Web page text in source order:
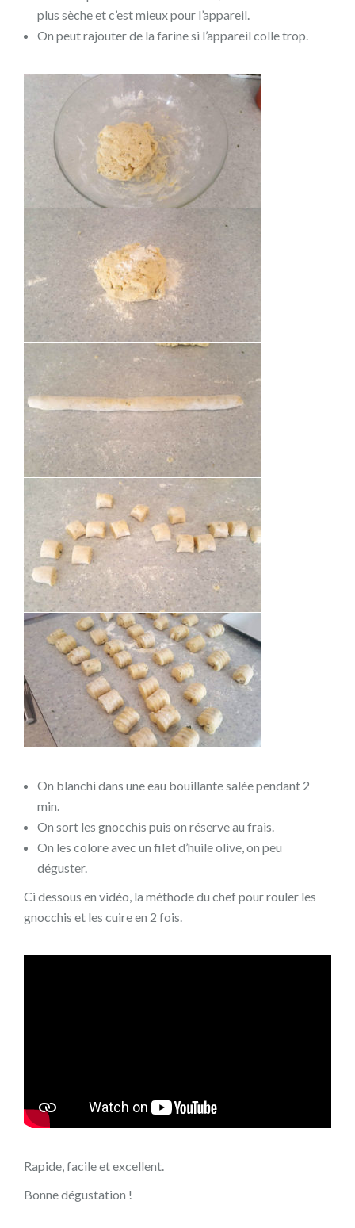
plus sèche et c’est mieux pour l’appareil.
On peut rajouter de la farine si l’appareil colle trop.
On blanchi dans une eau bouillante salée pendant 2
min.
On sort les gnocchis puis on réserve au frais.
On les colore avec un filet d’huile olive, on peu
déguster.
Ci dessous en vidéo, la méthode du chef pour rouler les
gnocchis et les cuire en 2 fois.
Rapide, facile et excellent.
Bonne dégustation !